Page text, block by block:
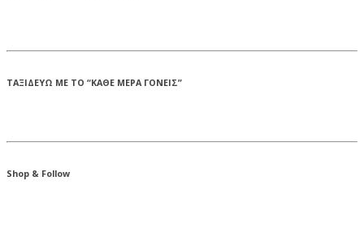
ΤΑΞΙΔΕΥΩ ΜΕ ΤΟ “ΚΑΘΕ ΜΕΡΑ ΓΟΝΕΙΣ”
Shop & Follow